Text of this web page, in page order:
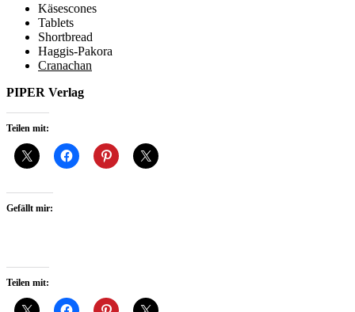
Käsescones
Tablets
Shortbread
Haggis-Pakora
Cranachan
PIPER Verlag
Teilen mit:
Gefällt mir:
Teilen mit: